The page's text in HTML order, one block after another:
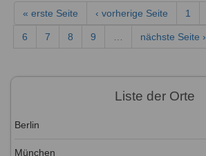
« erste Seite ‹ vorherige Seite 1
6 7 8 9 nächste Seite ›
Liste der Orte
Berlin
München